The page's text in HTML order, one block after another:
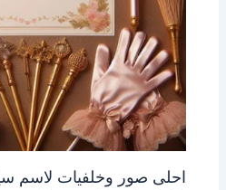
احلى صور وخلفيات لاسم